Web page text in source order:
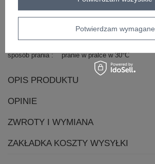
długość
krótka
90% bawełna 10% elastan
sposób prania pranie w pralce w 30°C
OPIS PRODUKTU
OPINIE
ZWROTY I WYMIANA
ZAKŁADKA KOSZTY WYSYŁKI
Potwierdzam wymagane